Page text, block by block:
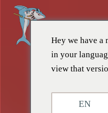
Hey we have a
in your
view that
EN